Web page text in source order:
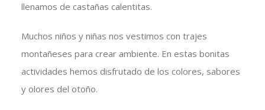
llenamos de castañas calentitas.
Muchos niños y niñas nos vestimos con trajes
montañeses para crear ambiente. En estas bonitas
actividades hemos disfrutado de los colores, sabores
y olores del otoño.